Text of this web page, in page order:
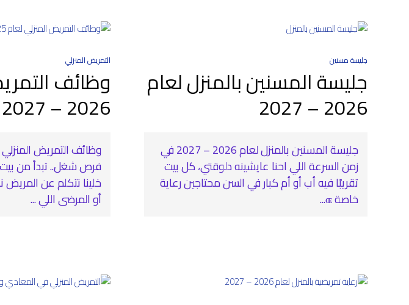
جليسة مسنين
جليسة المسنين بالمنزل لعام
2026 – 2027
جليسة المسنين بالمنزل لعام 2026 – 2027 في
زمن السرعة اللي احنا عايشينه دلوقتي، كل بيت
تقريبًا فيه أب أو أم كبار في السن محتاجين رعاية
خاصة ɶ...
التمريض المنزلي
وظائف
2026 – 2027
فرص شغل.. تبدأ من بيت
خلينا نتكلم عن المريض
أو المرضى اللي ...